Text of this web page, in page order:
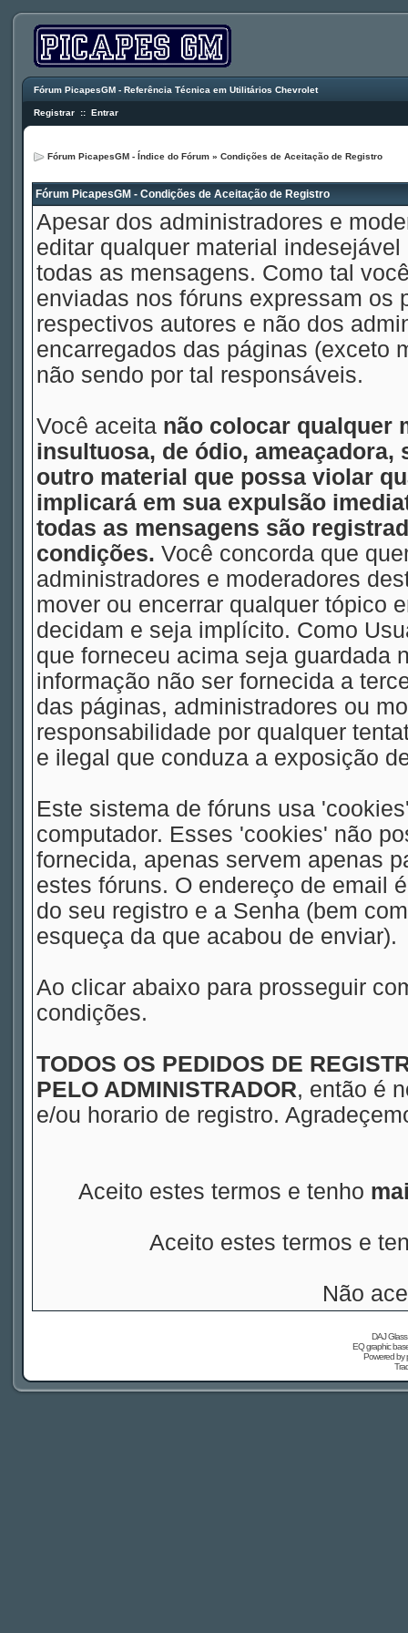
Fórum PicapesGM - Referência Técnica em Utilitários Chevrolet
Registrar :: Entrar
Fórum PicapesGM - Índice do Fórum » Condições de Aceitação de Registro
Fórum PicapesGM - Condições de Aceitação de Registro
Apesar dos administradores e
editar qualquer material
todas as mensagens. Como tal
enviadas nos fóruns expressam os
respectivos autores e não dos
encarregados das páginas (exceto
não sendo por tal responsáveis.
Você aceita não colocar qualquer
insultuosa, de ódio,
outro material que possa violar
implicará em sua expulsão
todas as mensagens são
condições. Você concorda que
administradores e moderadores
mover ou encerrar qualquer tópico
decidam e seja implícito. Como
que forneceu acima seja guardada
informação não ser fornecida a
das páginas, administradores ou
responsabilidade por qualquer
e ilegal que conduza a exposição
Este sistema de fóruns usa
computador. Esses 'cookies' não
fornecida, apenas servem apenas
estes fóruns. O endereço de email
do seu registro e a Senha (bem
esqueça da que acabou de enviar).
Ao clicar abaixo para prosseguir
condições.
TODOS OS PEDIDOS DE
PELO ADMINISTRADOR, então é
e/ou horario de registro.
Aceito estes termos e tenho
Aceito estes termos e
Não
DAJ
EQ graphic
Powered by